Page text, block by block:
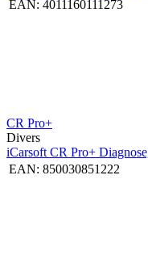
EAN: 4011160111273
CR Pro+
Divers
iCarsoft CR Pro+
EAN: 850030851222